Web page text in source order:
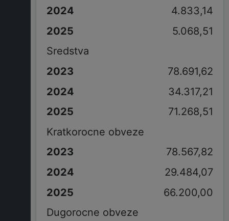
4.833,14
5.068,51
Sredstva
78.691,62
34.317,21
71.268,51
Kratkorocne obveze
78.567,82
29.484,07
66.200,00
Dugorocne obveze